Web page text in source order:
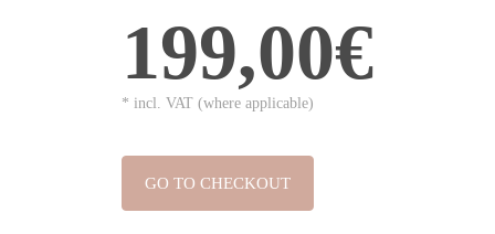
199,00€
* incl. VAT (where applicable)
GO TO CHECKOUT